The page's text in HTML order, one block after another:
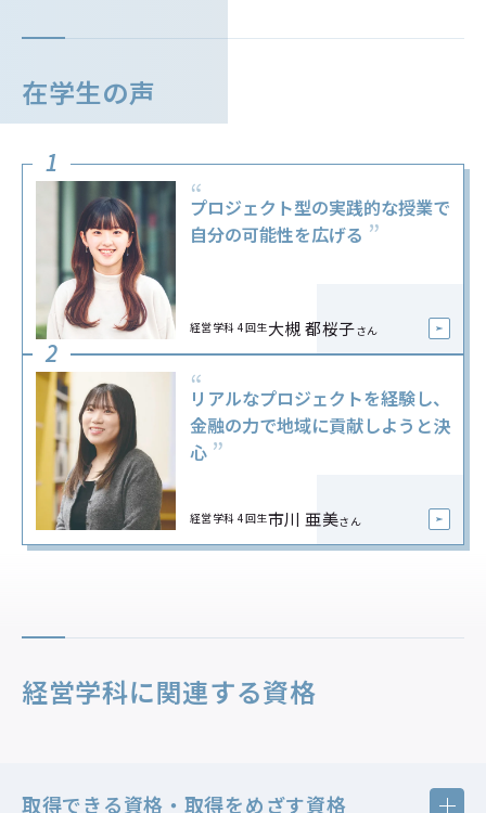
在学生の声
1
“
プロジェクト型の実践的な授業で
自分の可能性を広げる
経営学科 4回生大槻 都桜子さん
2
“
リアルなプロジェクトを経験し、
金融の力で地域に貢献しようと決
心
経営学科 4回生市川 亜美さん
経営学科に関連する資格
取得できる資格・取得をめざす資格